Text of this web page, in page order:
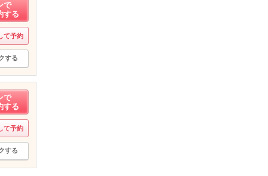
で
する
て予約
する
で
する
て予約
する